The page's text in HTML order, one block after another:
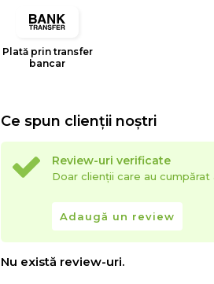
Plată prin transfer
bancar
Ce spun clienții noștri
Review-uri verificate
Doar clienții care au
Adaugă un review
Nu există review-uri.